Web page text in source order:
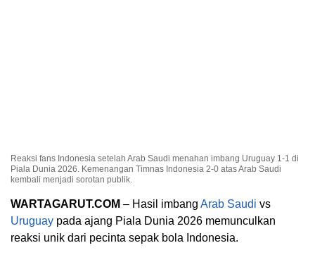
Reaksi fans Indonesia setelah Arab Saudi menahan imbang Uruguay 1-1 di
Piala Dunia 2026. Kemenangan Timnas Indonesia 2-0 atas Arab Saudi
kembali menjadi sorotan publik.
WARTAGARUT.COM – Hasil imbang Arab Saudi vs
Uruguay pada ajang Piala Dunia 2026 memunculkan
reaksi unik dari pecinta sepak bola Indonesia.